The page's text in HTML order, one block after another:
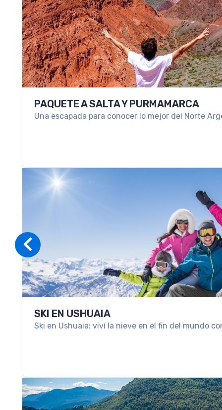
PAQUETE A SALTA Y PURMAMARCA
Una escapada para conocer lo mejor del Norte
SKI EN USHUAIA
Ski en Ushuaia: viví la nieve en el fin del mundo